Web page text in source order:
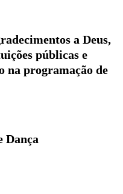
a Deus,
públicas e
na programação de
Dança